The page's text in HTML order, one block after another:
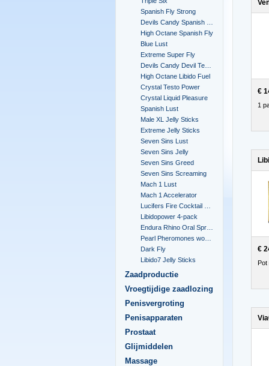
Spanish Fly Strong
High Octane Spanish Fly
Blue Lust
Extreme Super Fly
High Octane Libido Fuel
Crystal Testo Power
Crystal Liquid Pleasure
Spanish Lust
Male XL Jelly Sticks
Extreme Jelly Sticks
Seven Sins Lust
Seven Sins Jelly
Seven Sins Greed
Seven Sins Screaming
Mach 1 Lust
Mach 1 Accelerator
Libidopower 4-pack
Dark Fly
Libido7 Jelly Sticks
Zaadproductie
Vroegtijdige zaadlozing
Penisvergroting
Penisapparaten
Prostaat
Glijmiddelen
Massage
€
1
€
Pot